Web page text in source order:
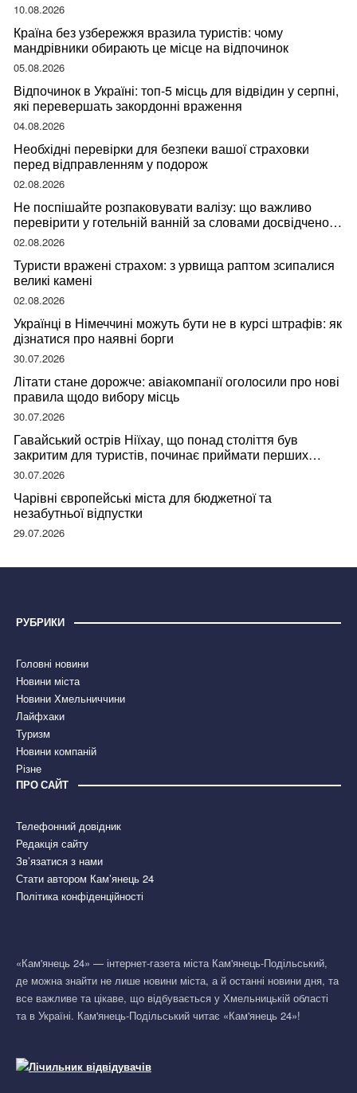
10.08.2026
Країна без узбережжя вразила туристів: чому
мандрівники обирають це місце на відпочинок
05.08.2026
Відпочинок в Україні: топ-5 місць для відвідин у серпні,
які перевершать закордонні враження
04.08.2026
Необхідні перевірки для безпеки вашої страховки
перед відправленням у подорож
02.08.2026
Не поспішайте розпаковувати валізу: що важливо
перевірити у готельній ванній за словами досвідченої
мандрівниці
02.08.2026
Туристи вражені страхом: з урвища раптом зсипалися
великі камені
02.08.2026
Українці в Німеччині можуть бути не в курсі штрафів: як
дізнатися про наявні борги
30.07.2026
Літати стане дорожче: авіакомпанії оголосили про нові
правила щодо вибору місць
30.07.2026
Гавайський острів Ніїхау, що понад століття був
закритим для туристів, починає приймати перших
відвідувачів
30.07.2026
Чарівні європейські міста для бюджетної та
незабутньої відпустки
29.07.2026
РУБРИКИ
Головні новини
Новини міста
Новини Хмельниччини
Лайфхаки
Туризм
Новини компаній
Різне
ПРО САЙТ
Телефонний довідник
Редакція сайту
Зв’язатися з нами
Стати автором Кам’янець 24
Політика конфіденційності
«Кам'янець 24» — інтернет-газета міста Кам'янець-Подільський,
де можна знайти не лише новини міста, а й останні новини дня, та
все важливе та цікаве, що відбувається у Хмельницькій області
та в Україні. Кам'янець-Подільський читає «Кам'янець 24»!